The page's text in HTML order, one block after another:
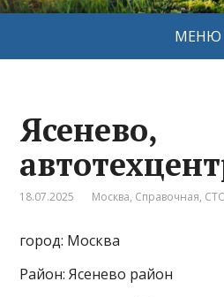
МЕНЮ
Ясенево,
18.07.2025 Москва, Справочная,
город: Москва
Район: Ясенево район